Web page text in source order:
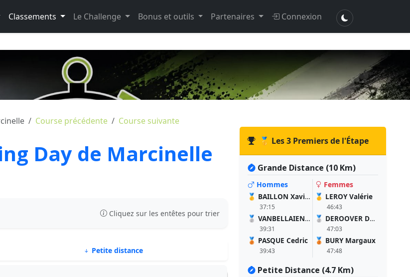
Classements Le Challenge Bonus et outils Partenaires Connexion
Course précédente Course suivante
Day de Marcinelle
Cliquez sur les entêtes pour trier
Petite distance
🥇 Les 3 Premiers de l'Étape
Grande Distance (10 Km)
Hommes
🥇 BAILLON Xavier
37:15
🥈 VANBELLAIENGH Julien
39:31
🥉 PASQUE Cedric
39:43
Femmes
🥇 LEROY Valérie
46:43
🥈 DEROOVER Déborah
47:03
🥉 BURY Margaux
47:48
Petite Distance (4.7 Km)